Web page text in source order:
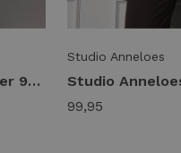
Studio Anneloes fran blazer 94808 Blazers 8700 espresso
Studio Anneloes
99,95